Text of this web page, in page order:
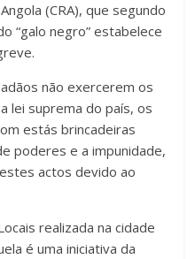
(CRA), que segundo
“galo negro” estabelece
não exercerem os
lei suprema do país, os
estás brincadeiras
poderes e a impunidade,
actos devido ao
realizada na cidade
é uma iniciativa da